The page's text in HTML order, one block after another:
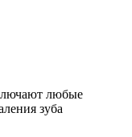
любые
зуба